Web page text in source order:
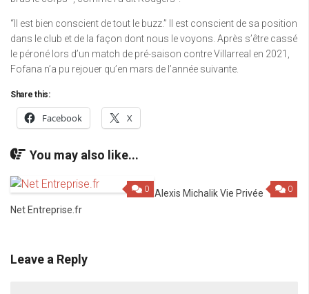
“Il est bien conscient de tout le buzz.” Il est conscient de sa position
dans le club et de la façon dont nous le voyons. Après s’être cassé
le péroné lors d’un match de pré-saison contre Villarreal en 2021,
Fofana n’a pu rejouer qu’en mars de l’année suivante.
Share this:
Facebook X
You may also like...
0
Net Entreprise.fr
0
Alexis Michalik Vie Privée
Leave a Reply